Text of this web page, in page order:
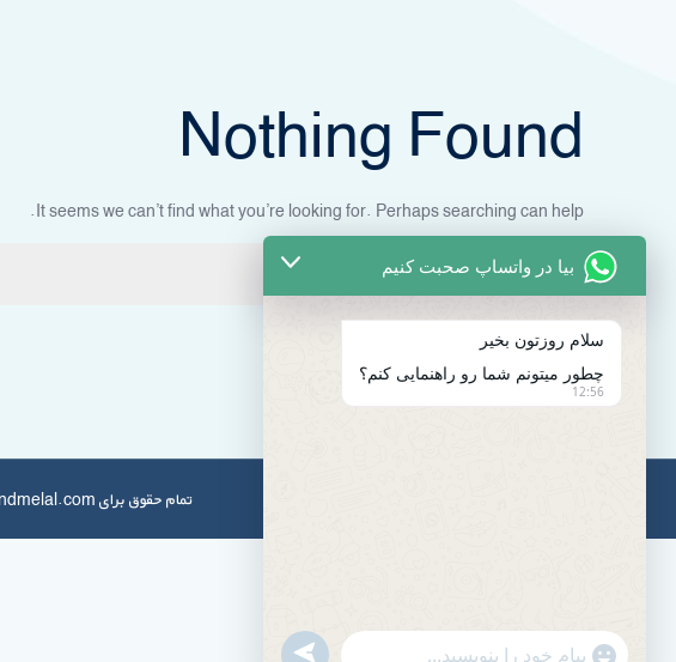
Nothing Found
It seems we can’t find what you’re looking for. Perhaps searching can help.
جستجو
برای:
تمام حقوق برای peyvandmelal.com محفوظ است Theme Rasa Education by
بیا در واتساپ صحبت کنیم
سلام روزتون بخیر
چطور میتونم شما رو راهنمایی کنم؟
12:56
"
u